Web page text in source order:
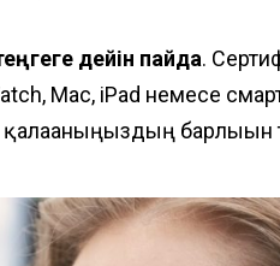
ңгеге дейін пайда.
Mac, iPad немесе
барлығын